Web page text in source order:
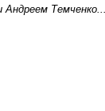
Темченко....